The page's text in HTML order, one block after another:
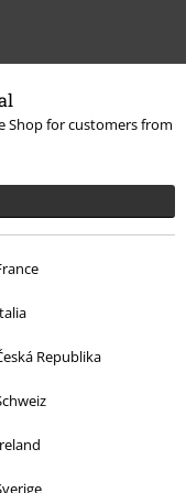
Shop for customers from
Republika
Accessoires